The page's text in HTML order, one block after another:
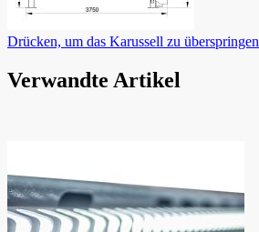
Drücken, um das Karussell zu überspringen
Verwandte Artikel